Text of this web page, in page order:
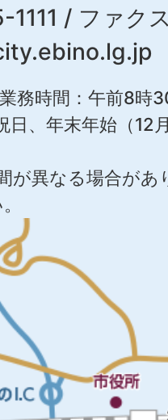
1111 / ファ
務時間：午前8時
日、年末年始（12
が異なる場合が